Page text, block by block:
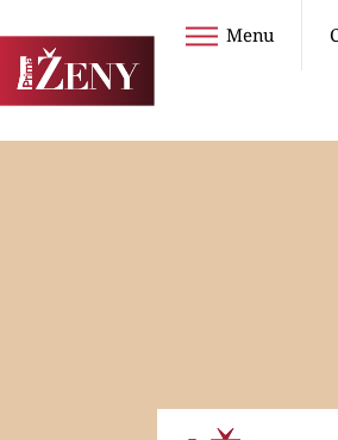
Menu